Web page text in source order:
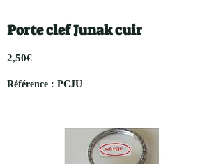
Porte clef Junak cuir
2,50€
Référence : PCJU